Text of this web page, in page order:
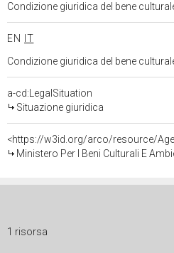
Condizione giuridica del bene
EN
IT
Condizione giuridica del bene
a-cd:LegalSituation
Situazione giuridica
<https://w3id.org/arco/resource/
Ministero Per I Beni Culturali E
1 risorsa